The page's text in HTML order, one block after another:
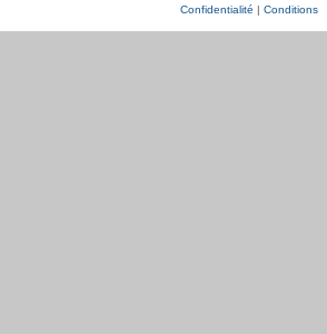
Confidentialité | Conditions